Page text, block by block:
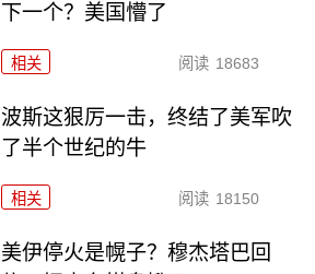
下一个？美国懵了
相关 阅读 18683
波斯这狠厉一击，终结了美军吹
了半个世纪的牛
相关 阅读 18150
美伊停火是幌子？穆杰塔巴回